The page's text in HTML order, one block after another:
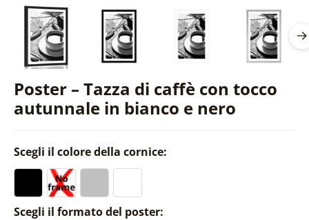
Poster – Tazza di caffè con tocco
autunnale in bianco e nero
Scegli il colore della cornice:
Scegli il formato del poster: